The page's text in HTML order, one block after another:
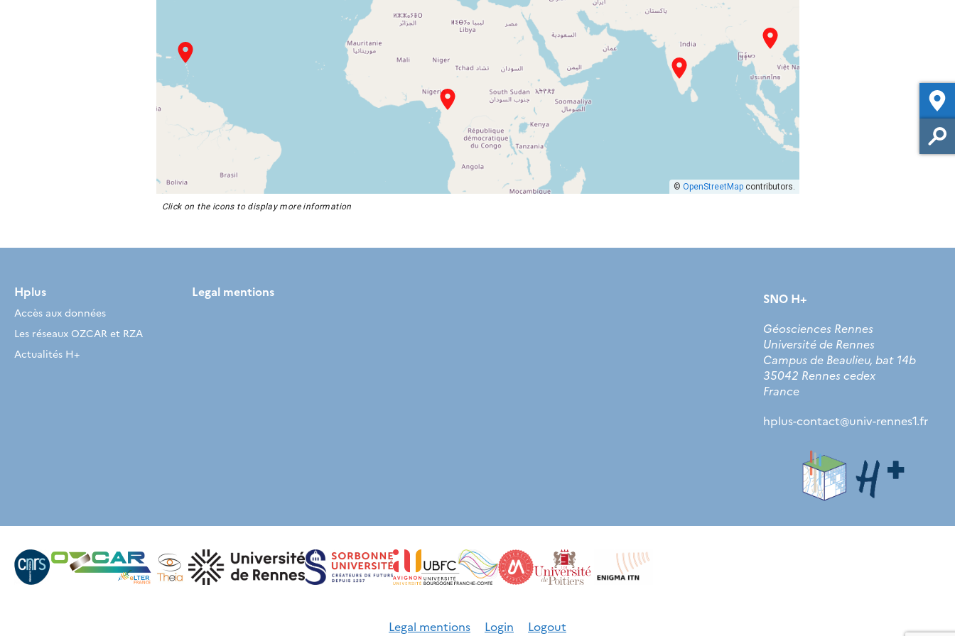
© OpenStreetMapcontributors.
Click on the icons to display more information
Hplus
Accès aux données
Les réseaux OZCAR et RZA
Actualités H+
Legal mentions
SNO H+
Géosciences Rennes
Université de Rennes
Campus de Beaulieu, bat 14b
35042 Rennes cedex
France
hplus-contact@univ-rennes1.fr
Legal mentions Login Logout